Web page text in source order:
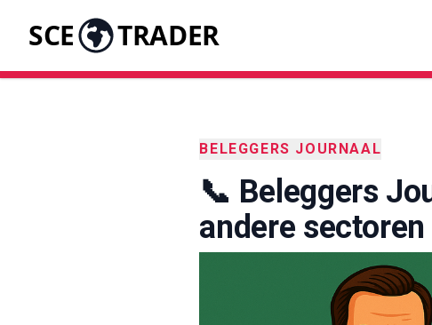
SCE TRADER
BELEGGERS JOURNAAL
📞 Beleggers
andere